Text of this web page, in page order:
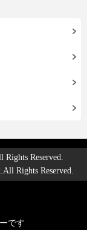
Reserved.
Rights Reserved.
です